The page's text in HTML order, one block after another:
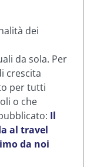
dei
da sola. Per
crescita
per tutti
o che
Il
al travel
da noi